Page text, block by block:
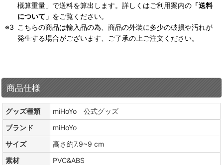
概算重量」で送料を算出します。詳しくはご利用案内の 「送料
について」 をご覧ください。
こちらの商品は輸入品の為、商品の外装に多少の破損や汚れが
発生する場合がございます、ご了承の上ご注文ください。
商品仕様
グッズ種類
miHoYo 公式グッズ
ブランド
miHoYo
サイズ
高さ約7.9~9 cm
素材
PVC&ABS